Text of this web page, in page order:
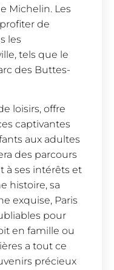
Michelin. Les
de
les
tels que le
des Buttes-
loisirs, offre
captivantes
aux adultes
des parcours
à ses intérêts et
histoire, sa
exquise, Paris
pour
en famille ou
a tout ce
précieux